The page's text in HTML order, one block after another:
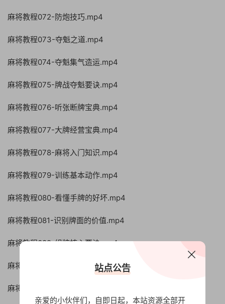
麻将教程072-防炮技巧.mp4
麻将教程073-夺魁之道.mp4
麻将教程074-夺魁集气造运.mp4
麻将教程075-牌战夺魁要诀.mp4
麻将教程076-听张断牌宝典.mp4
麻将教程077-大牌经营宝典.mp4
麻将教程078-麻将入门知识.mp4
麻将教程079-训练基本动作.mp4
麻将教程080-看懂手牌的好坏.mp4
麻将教程081-识别牌面的价值.mp4
麻将教程082-组牌核心要诀.mp4
麻将教程083-理牌战略过程.mp4
麻将教程084-炮牌处理方法.mp4
站点公告
亲爱的小伙伴们，自即日起，本站资源全部开